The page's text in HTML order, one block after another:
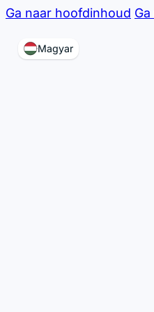
Ga naar hoofdinhoud
Magyar